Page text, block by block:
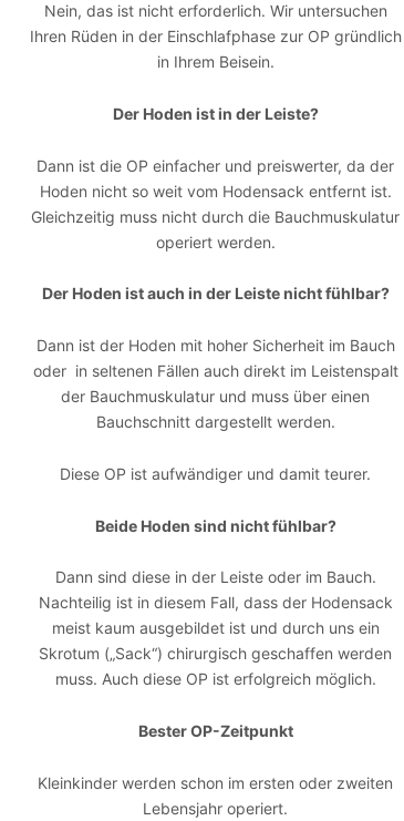
Nein, das ist nicht erforderlich. Wir untersuchen
Ihren Rüden in der Einschlafphase zur OP gründlich
in Ihrem Beisein.
Der Hoden ist in der Leiste?
Dann ist die OP einfacher und preiswerter, da der
Hoden nicht so weit vom Hodensack entfernt ist.
Gleichzeitig muss nicht durch die Bauchmuskulatur
operiert werden.
Der Hoden ist auch in der Leiste nicht fühlbar?
Dann ist der Hoden mit hoher Sicherheit im Bauch
oder in seltenen Fällen auch direkt im Leistenspalt
der Bauchmuskulatur und muss über einen
Bauchschnitt dargestellt werden.
Diese OP ist aufwändiger und damit teurer.
Beide Hoden sind nicht fühlbar?
Dann sind diese in der Leiste oder im Bauch.
Nachteilig ist in diesem Fall, dass der Hodensack
meist kaum ausgebildet ist und durch uns ein
Skrotum („Sack“) chirurgisch geschaffen werden
muss. Auch diese OP ist erfolgreich möglich.
Bester OP-Zeitpunkt
Kleinkinder werden schon im ersten oder zweiten
Lebensjahr operiert.